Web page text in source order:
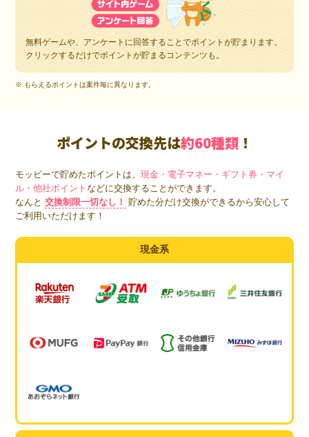
無料ゲームや、アンケートに回答することでポイントが貯まります。
クリックするだけでポイントが貯まるコンテンツも。
※ もらえるポイントは案件毎に異なります。
ポイントの交換先は約60種類 ！
モッピーで貯めたポイントは、現金・電子マネー・ギフト券・マイ
ル・他社ポイントなどに交換することができます。
なんと 交換制限一切なし！
貯めた分だけ交換ができるから安心して
ご利用いただけます！
現金系